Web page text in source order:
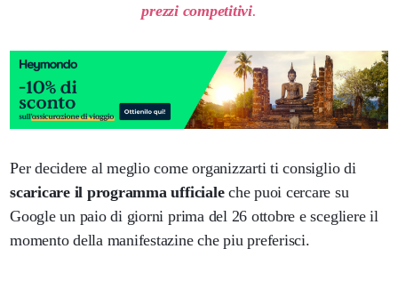
prezzi competitivi.
Per decidere al meglio come organizzarti ti consiglio di
scaricare il programma ufficialeche puoi cercare su
Google un paio di giorni prima del 26 ottobre e scegliere il
momento della manifestazine che piu preferisci.